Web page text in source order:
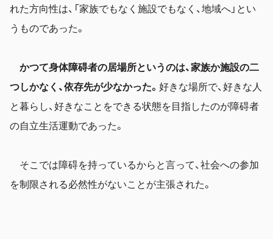
れた方向性は、「家族でもなく施設でもなく、地域へ」とい
うものであった。
かつて身体障碍者の居場所というのは、家族か施設の二
つしかなく、依存先が少なかった。 好きな場所で、好きな人
と暮らし、好きなことをできる状態を目指したのが障碍者
の自立生活運動であった。
そこでは障碍を持っているからと言って、社会への参加
を制限される必然性がないことが主張された。